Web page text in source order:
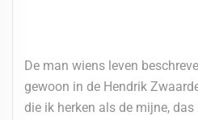
De man wiens leven
gewoon in de Hendrik
die ik herken als de mijne,